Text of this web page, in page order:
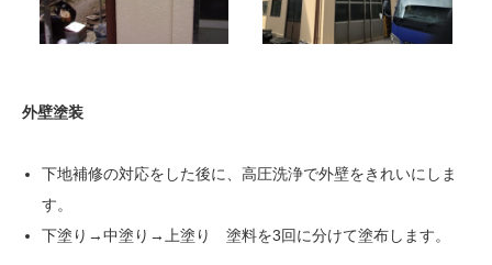
外壁塗装
下地補修の対応をした後に、高圧洗浄で外壁をきれいにしま
す。
下塗り→中塗り→上塗り 塗料を3回に分けて塗布します。